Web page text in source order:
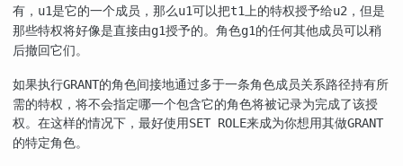
有， u1是它的一个成员，那么u1可以把t1上的特权授予给u2 ，但是
那些特权将好像是直接由g1授予的。角色g1的任何其他成员可以稍
后撤回它们。
如果执行GRANT的角色间接地通过多于一条角色成员关系路径持有所
需的特权，将不会指定哪一个包含它的角色将被记录为完成了该授
权。在这样的情况下，最好使用SET ROLE来成为你想用其做GRANT
的特定角色。